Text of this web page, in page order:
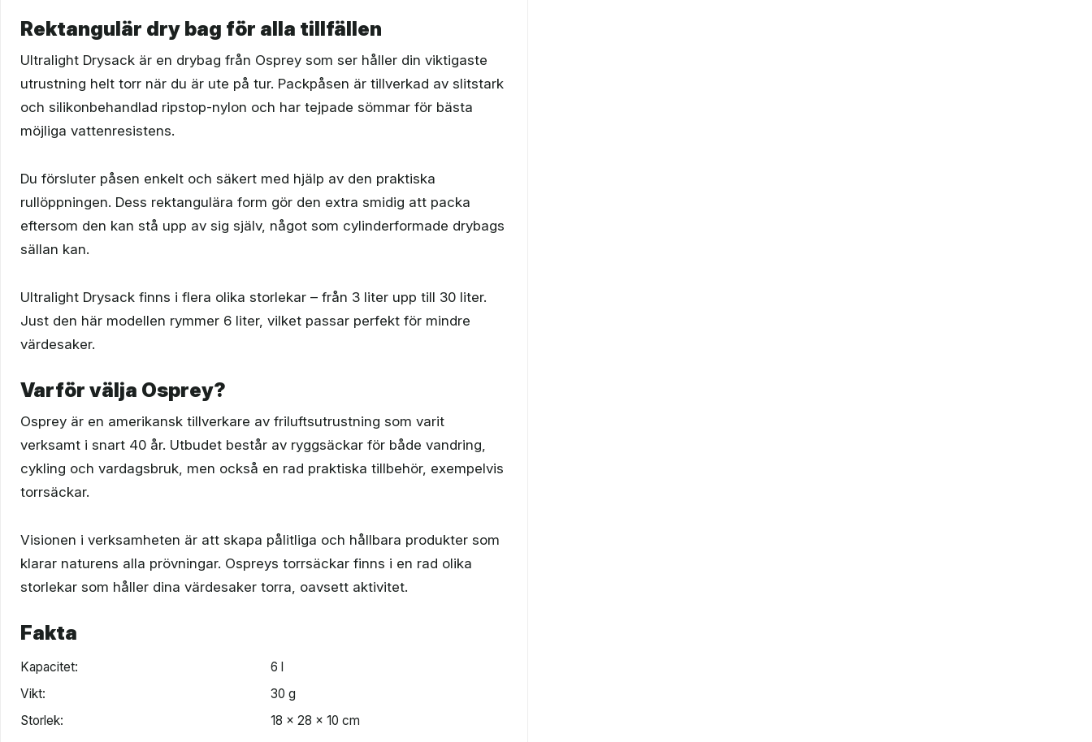
Rektangulär dry bag för alla tillfällen
Ultralight Drysack är en drybag från Osprey som ser håller din viktigaste
utrustning helt torr när du är ute på tur. Packpåsen är tillverkad av slitstark
och silikonbehandlad ripstop-nylon och har tejpade sömmar för bästa
möjliga vattenresistens.
Du försluter påsen enkelt och säkert med hjälp av den praktiska
rullöppningen. Dess rektangulära form gör den extra smidig att packa
eftersom den kan stå upp av sig själv, något som cylinderformade drybags
sällan kan.
Ultralight Drysack finns i flera olika storlekar – från 3 liter upp till 30 liter.
Just den här modellen rymmer 6 liter, vilket passar perfekt för mindre
värdesaker.
Varför välja Osprey?
Osprey är en amerikansk tillverkare av friluftsutrustning som varit
verksamt i snart 40 år. Utbudet består av ryggsäckar för både vandring,
cykling och vardagsbruk, men också en rad praktiska tillbehör, exempelvis
torrsäckar.
Visionen i verksamheten är att skapa pålitliga och hållbara produkter som
klarar naturens alla prövningar. Ospreys torrsäckar finns i en rad olika
storlekar som håller dina värdesaker torra, oavsett aktivitet.
Fakta
Kapacitet:
6 l
Vikt:
30 g
Storlek:
18 x 28 x 10 cm